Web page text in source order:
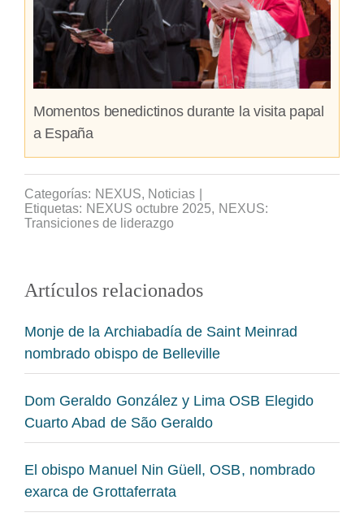
Momentos benedictinos durante la visita papal
a España
Categorías: NEXUS, Noticias
Etiquetas: NEXUS octubre 2025, NEXUS:
Transiciones de liderazgo
Artículos relacionados
Monje de la Archiabadía de Saint Meinrad
nombrado obispo de Belleville
Dom Geraldo González y Lima OSB Elegido
Cuarto Abad de São Geraldo
El obispo Manuel Nin Güell, OSB, nombrado
exarca de Grottaferrata